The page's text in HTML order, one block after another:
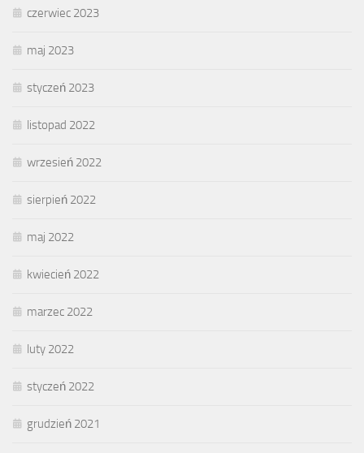
czerwiec 2023
maj 2023
styczeń 2023
listopad 2022
wrzesień 2022
sierpień 2022
maj 2022
kwiecień 2022
marzec 2022
luty 2022
styczeń 2022
grudzień 2021